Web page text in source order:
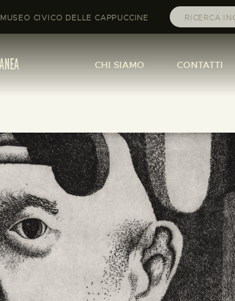
MUSEO CIVICO DELLE CAPPUCCINE
CHI SIAMO CONTATTI